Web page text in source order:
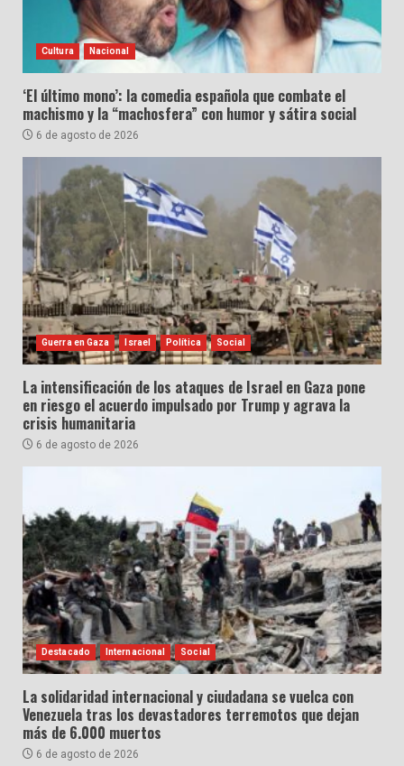
Cultura Nacional
‘El último mono’: la comedia española que combate el
machismo y la “machosfera” con humor y sátira social
6 de agosto de 2026
Guerra en Gaza Israel Política Social
La intensificación de los ataques de Israel en Gaza pone
en riesgo el acuerdo impulsado por Trump y agrava la
crisis humanitaria
6 de agosto de 2026
Destacado Internacional Social
La solidaridad internacional y ciudadana se vuelca con
Venezuela tras los devastadores terremotos que dejan
más de 6.000 muertos
6 de agosto de 2026